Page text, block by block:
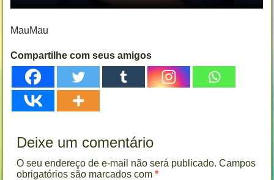
MauMau
Compartilhe com seus amigos
Deixe um comentário
O seu endereço de e-mail não será publicado. Campos
obrigatórios são marcados com*